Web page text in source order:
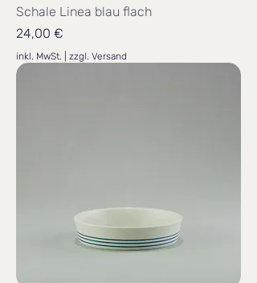
Schale Linea blau flach
Preis
24,00 €
inkl. MwSt. zzgl. Versand